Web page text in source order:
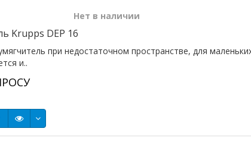
Нет в наличии
Krupps DEP 16
при недостаточном пространстве, для
и..